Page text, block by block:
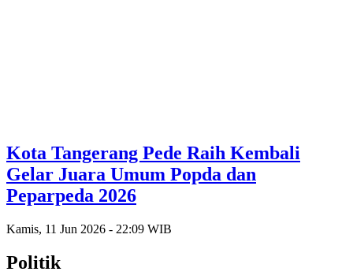
Kota Tangerang Pede Raih Kembali
Gelar Juara Umum Popda dan
Peparpeda 2026
Kamis, 11 Jun 2026 - 22:09 WIB
Politik